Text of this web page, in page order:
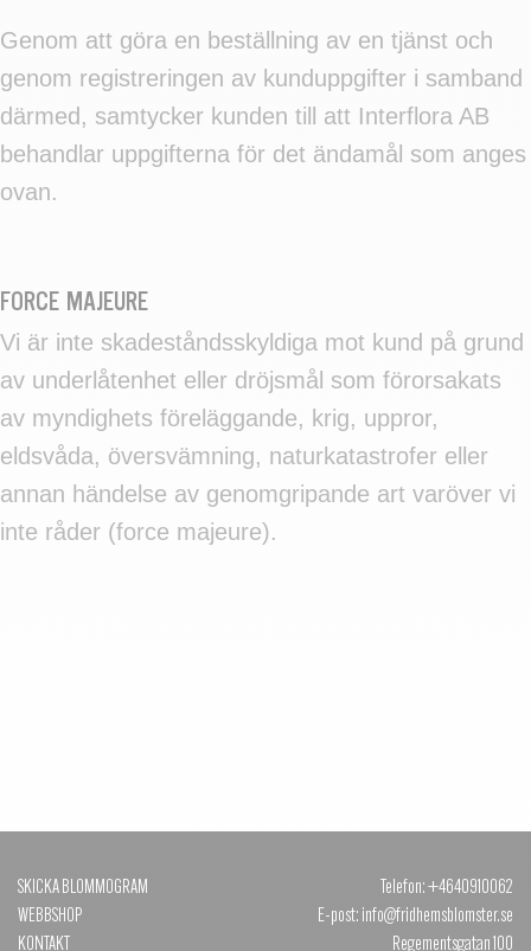
Genom att göra en beställning av en tjänst och
genom registreringen av kunduppgifter i samband
därmed, samtycker kunden till att Interflora AB
behandlar uppgifterna för det ändamål som anges
ovan.
FORCE MAJEURE
Vi är inte skadeståndsskyldiga mot kund på grund
av underlåtenhet eller dröjsmål som förorsakats
av myndighets föreläggande, krig, uppror,
eldsvåda, översvämning, naturkatastrofer eller
annan händelse av genomgripande art varöver vi
inte råder (force majeure).
SKICKA BLOMMOGRAM
WEBBSHOP
KONTAKT
Telefon: +4640910062
E-post: info@fridhemsblomster.se
Regementsgatan 100